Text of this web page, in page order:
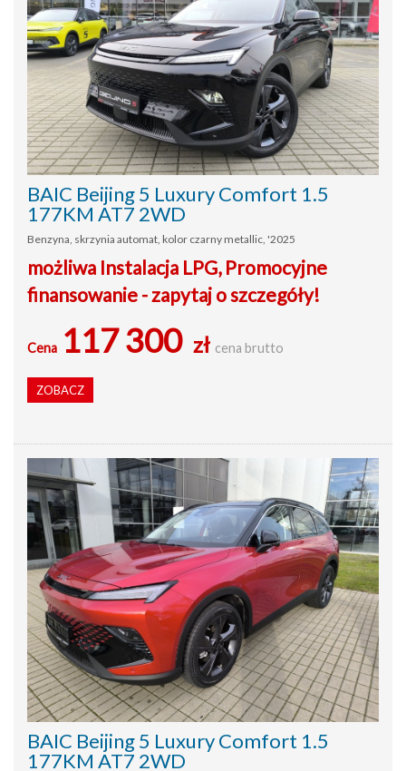
BAIC Beijing 5 Luxury Comfort 1.5
177KM AT7 2WD
Benzyna, skrzynia automat, kolor czarny metallic, '2025
możliwa Instalacja LPG, Promocyjne
finansowanie - zapytaj o szczegóły!
Cena 117 300 zł cena brutto
ZOBACZ
BAIC Beijing 5 Luxury Comfort 1.5
177KM AT7 2WD